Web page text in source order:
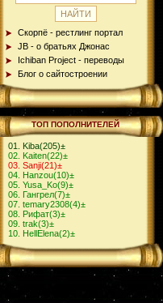
Скорпё - рестлинг портал
JB - о братьях Джонас
Ichiban Project - переводы
Блог о сайтостроении
ТОП ПОПОЛНИТЕЛЕЙ
Kiba(205)±
Kaiten(22)±
Sanji(21)±
Hanzou(10)±
Yusa_Ko(9)±
Гангрел(7)±
temary2308(4)±
Рифат(3)±
trak(3)±
HellElena(2)±